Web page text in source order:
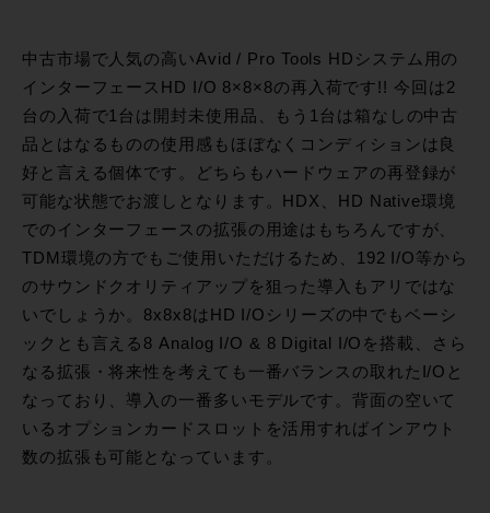
中古市場で人気の高いAvid / Pro Tools HDシステム用の
インターフェースHD I/O 8×8×8の再入荷です!! 今回は2
台の入荷で1台は開封未使用品、もう1台は箱なしの中古
品とはなるものの使用感もほぼなくコンディションは良
好と言える個体です。どちらもハードウェアの再登録が
可能な状態でお渡しとなります。HDX、HD Native環境
でのインターフェースの拡張の用途はもちろんですが、
TDM環境の方でもご使用いただけるため、192 I/O等から
のサウンドクオリティアップを狙った導入もアリではな
いでしょうか。8x8x8はHD I/Oシリーズの中でもベーシ
ックとも言える8 Analog I/O & 8 Digital I/Oを搭載、さら
なる拡張・将来性を考えても一番バランスの取れたI/Oと
なっており、導入の一番多いモデルです。背面の空いて
いるオプションカードスロットを活用すればインアウト
数の拡張も可能となっています。